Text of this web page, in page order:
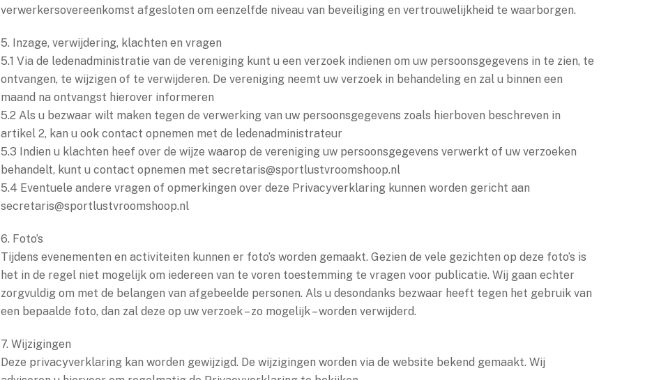
verwerkersovereenkomst afgesloten om eenzelfde niveau van beveiliging en vertrouwelijkheid te waarborgen.
5. Inzage, verwijdering, klachten en vragen
5.1 Via de ledenadministratie van de vereniging kunt u een verzoek indienen om uw persoonsgegevens in te zien, te
ontvangen, te wijzigen of te verwijderen. De vereniging neemt uw verzoek in behandeling en zal u binnen een
maand na ontvangst hierover informeren
5.2 Als u bezwaar wilt maken tegen de verwerking van uw persoonsgegevens zoals hierboven beschreven in
artikel 2, kan u ook contact opnemen met de ledenadministrateur
5.3 Indien u klachten heef over de wijze waarop de vereniging uw persoonsgegevens verwerkt of uw verzoeken
behandelt, kunt u contact opnemen met secretaris@sportlustvroomshoop.nl
5.4 Eventuele andere vragen of opmerkingen over deze Privacyverklaring kunnen worden gericht aan
secretaris@sportlustvroomshoop.nl
6. Foto’s
Tijdens evenementen en activiteiten kunnen er foto’s worden gemaakt. Gezien de vele gezichten op deze foto’s is
het in de regel niet mogelijk om iedereen van te voren toestemming te vragen voor publicatie. Wij gaan echter
zorgvuldig om met de belangen van afgebeelde personen. Als u desondanks bezwaar heeft tegen het gebruik van
een bepaalde foto, dan zal deze op uw verzoek – zo mogelijk – worden verwijderd.
7. Wijzigingen
Deze privacyverklaring kan worden gewijzigd. De wijzigingen worden via de website bekend gemaakt. Wij